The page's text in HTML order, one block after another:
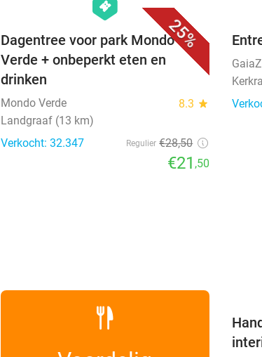
25%
hexagon
events
Dagentree voor park Mondo
Verde + onbeperkt eten en
drinken
Mondo Verde 8.3 star
Landgraaf (13 km)
Verkocht: 32.347
Regulier €28,50
€21,50